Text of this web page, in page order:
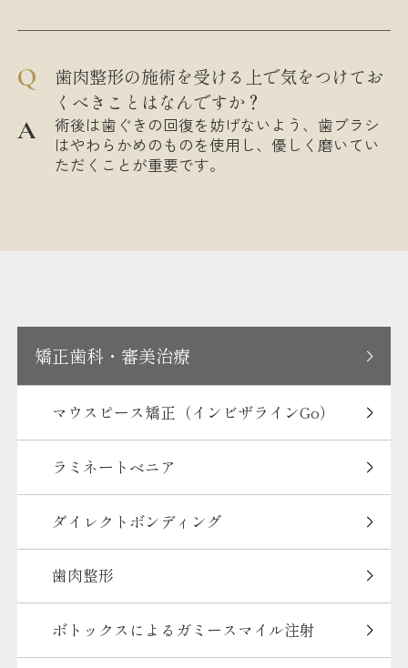
歯肉整形の施術を受ける上で気をつけてお
くべきことはなんですか？
術後は歯ぐきの回復を妨げないよう、歯ブラシ
はやわらかめのものを使用し、優しく磨いてい
ただくことが重要です。
矯正歯科・審美治療
マウスピース矯正（インビザラインGo）
ラミネートベニア
ダイレクトボンディング
歯肉整形
ボトックスによるガミースマイル注射